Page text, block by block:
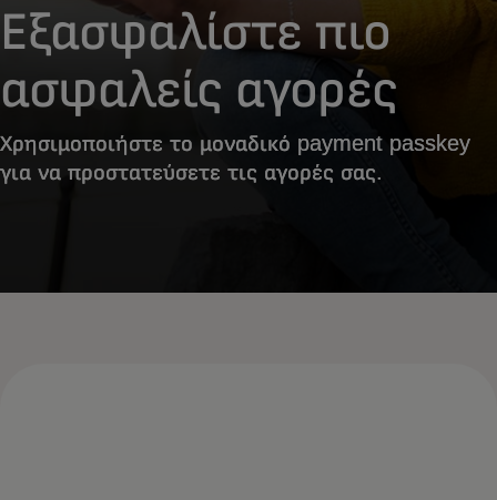
Εξασφαλίστε πιο
ασφαλείς αγορές
Χρησιμοποιήστε το μοναδικό payment passkey
για να προστατεύσετε τις αγορές σας.